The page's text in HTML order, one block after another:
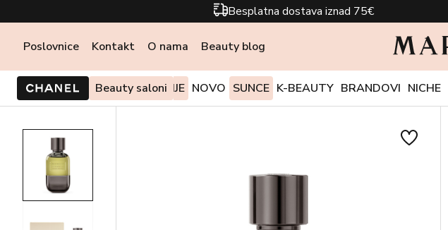
Besplatna dostava iznad 75€
Poslovnice Kontakt O nama Beauty blog
Beauty saloni
PONUDE I AKCIJE NOVO SUNCE K-BEAUTY BRANDOVI NICHE